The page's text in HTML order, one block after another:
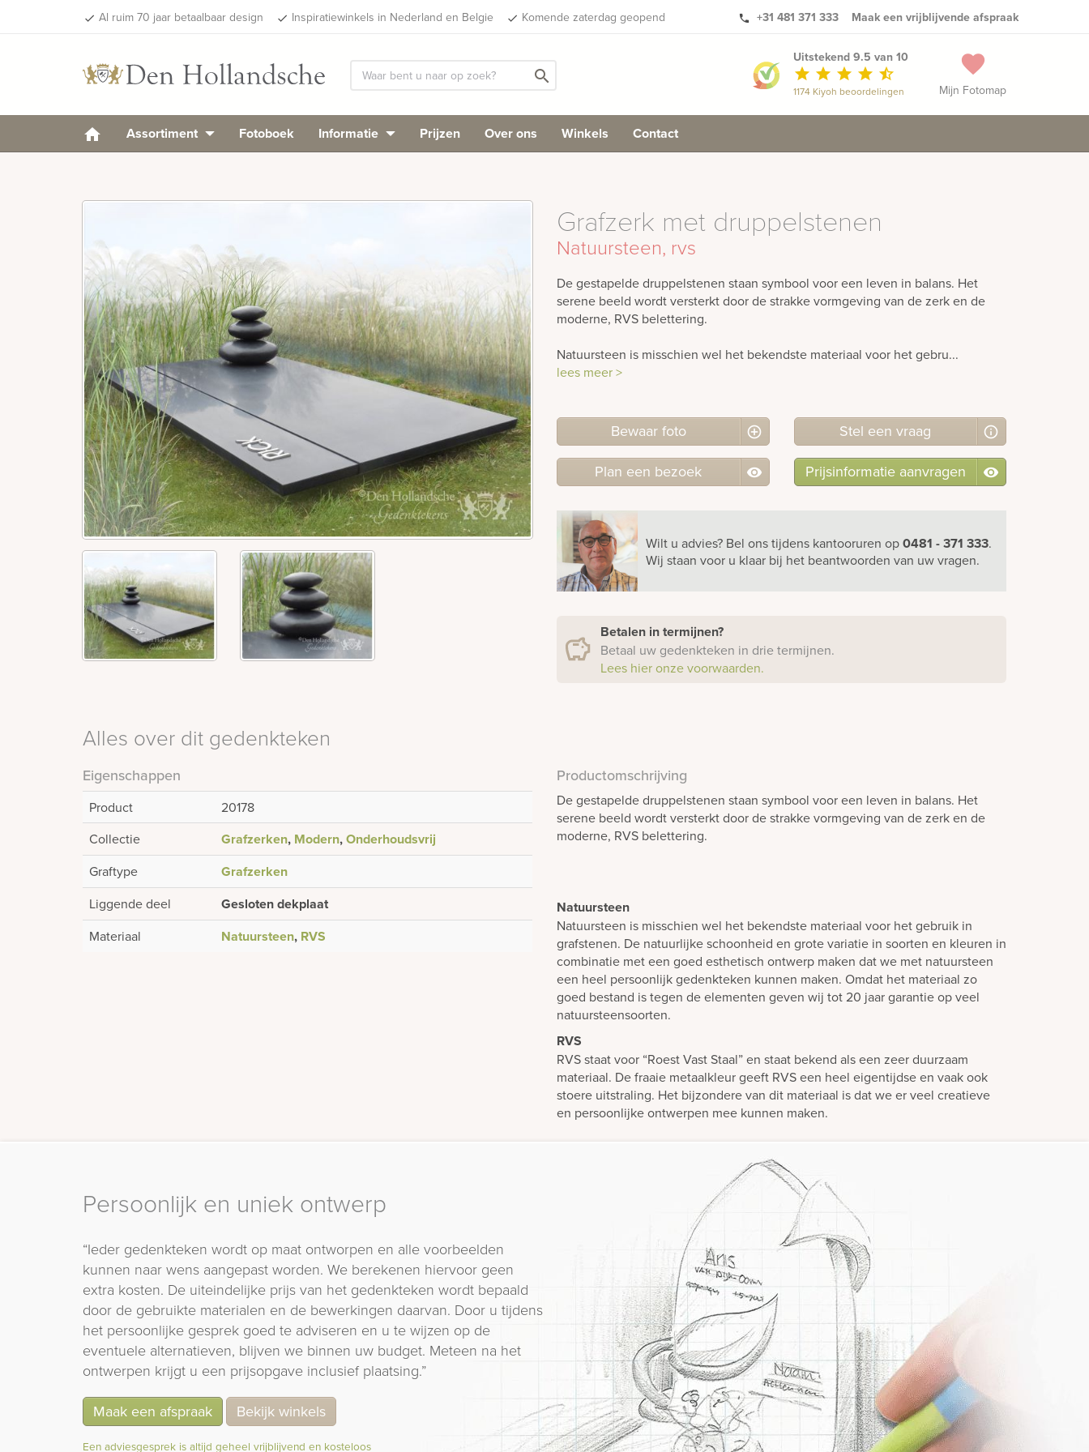
done Al ruim 70 jaar betaalbaar design done Inspiratiewinkels in Nederland en Belgie done Komende zaterdag geopend phone +31 481 371 333 Maak een vrijblijvende afspraak
search favorite
Mijn Fotomap
Uitstekend 9.5 van 10
star star star star star_half
1174 Kiyoh beoordelingen
Assortiment Fotoboek Informatie Prijzen Over ons Winkels Contact
Grafzerk met druppelstenen
Natuursteen, rvs
De gestapelde druppelstenen staan symbool voor een leven in balans. Het
serene beeld wordt versterkt door de strakke vormgeving van de zerk en de
moderne, RVS belettering.
Natuursteen is misschien wel het bekendste materiaal voor het gebru...
lees meer >
Bewaar foto Stel een vraag
Plan een bezoek Prijsinformatie aanvragen
Wilt u advies? Bel onstijdens kantooruren op0481 - 371 333.
Wij staan voor u klaar bij het beantwoorden van uw vragen.
Betalen in termijnen?
Betaal uw gedenkteken in drie termijnen.
Lees hier onze voorwaarden.
Alles over dit gedenkteken
Eigenschappen
Product
20178
Collectie
Grafzerken, Modern,Onderhoudsvrij
Graftype Grafzerken
Liggende deel Gesloten dekplaat
Materiaal Natuursteen, RVS
Productomschrijving
De gestapelde druppelstenen staan symbool voor een leven in balans. Het
serene beeld wordt versterkt door de strakke vormgeving van de zerk en de
moderne, RVS belettering.
Natuursteen
Natuursteen is misschien wel het bekendste materiaal voor het gebruik in
grafstenen. De natuurlijke schoonheid en grote variatie in soorten en kleuren in
combinatie met een goed esthetisch ontwerp maken dat we met natuursteen
een heel persoonlijk gedenkteken kunnen maken. Omdat het materiaal zo
goed bestand is tegen de elementen geven wij tot 20 jaar garantie op veel
natuursteensoorten.
RVS
RVS staat voor “Roest Vast Staal” en staat bekend als een zeer duurzaam
materiaal. De fraaie metaalkleur geeft RVS een heel eigentijdse en vaak ook
stoere uitstraling. Het bijzondere van dit materiaal is dat we er veel creatieve
en persoonlijke ontwerpen mee kunnen maken.
Persoonlijk en uniek ontwerp
“Ieder gedenkteken wordt op maat ontworpen en alle voorbeelden
kunnen naar wens aangepast worden. We berekenen hiervoor geen
extra kosten. De uiteindelijke prijs van het gedenkteken wordt bepaald
door de gebruikte materialen en de bewerkingen daarvan. Door u tijdens
het persoonlijke gesprek goed te adviseren en u te wijzen op de
eventuele alternatieven, blijven we binnen uw budget. Meteen na het
ontwerpen krijgt u een prijsopgave inclusief plaatsing.”
Maak een afspraak Bekijk winkels
Een adviesgesprek is altijd geheel vrijblijvend en kosteloos